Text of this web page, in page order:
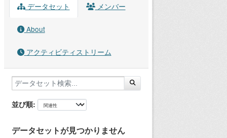
データセット メンバー
About
アクティビティストリーム
並び順
データセットが見つかりません